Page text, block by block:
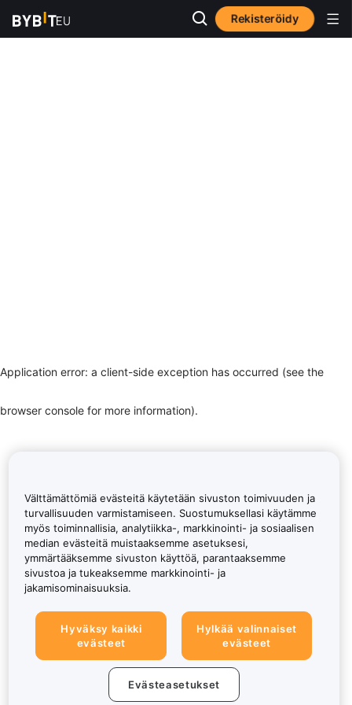
Rekisteröidy
Application error: a client-side exception has occurred (see the
browser console for more information).
Välttämättömiä evästeitä käytetään sivuston toimivuuden ja
turvallisuuden varmistamiseen. Suostumuksellasi käytämme
myös toiminnallisia, analytiikka-, markkinointi- ja sosiaalisen
median evästeitä muistaaksemme asetuksesi,
ymmärtääksemme sivuston käyttöä, parantaaksemme
sivustoa ja tukeaksemme markkinointi- ja
jakamisominaisuuksia.
Hyväksy kaikki
evästeet
Hylkää valinnaiset
evästeet
Evästeasetukset